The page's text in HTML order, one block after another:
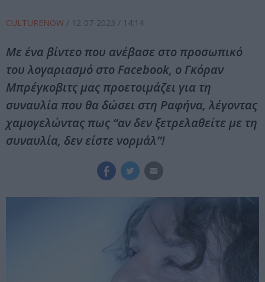
CULTURENOW / 12-07-2023 / 14:14
Με ένα βίντεο που ανέβασε στο προσωπικό
του λογαριασμό στο Facebook, ο Γκόραν
Μπρέγκοβιτς μας προετοιμάζει για τη
συναυλία που θα δώσει στη Ραφήνα, λέγοντας
χαμογελώντας πως “αν δεν ξετρελαθείτε με τη
συναυλία, δεν είστε νορμάλ”!